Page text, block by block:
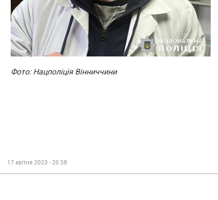
Фото: Нацполіція Вінниччини
17 квітня 2023 - 20:58